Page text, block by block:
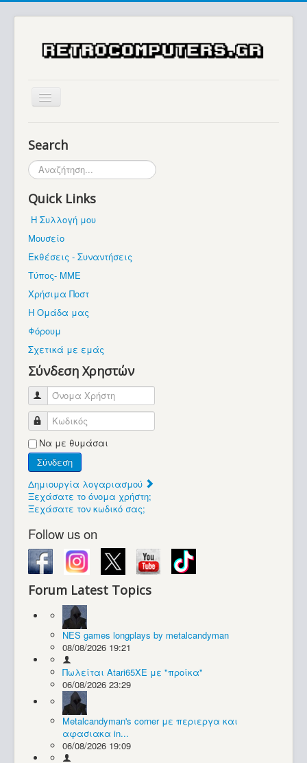
Μουσείο
Βρίσκεστε εδώ:
Συλλογές / Projects
Search
Αναζήτηση...
Quick Links
Η Συλλογή μου
Μουσείο
Εκθέσεις - Συναντήσεις
Τύπος- ΜΜΕ
Χρήσιμα Ποστ
Η Ομάδα μας
Φόρουμ
Σχετικά με εμάς
Σύνδεση Χρηστών
Όνομα Χρήστη
Κωδικός
Να με θυμάσαι
Σύνδεση
Δημιουργία λογαριασμού
Ξεχάσατε το όνομα χρήστη;
Ξεχάσατε τον κωδικό σας;
Follow us on
Forum Latest Topics
NES games longplays by metalcandyman
08/08/2026 19:21
Πωλείται Atari65XE με "προίκα"
06/08/2026 23:29
Metalcandyman's corner με περιεργα και
αφασιακα in...
06/08/2026 19:09